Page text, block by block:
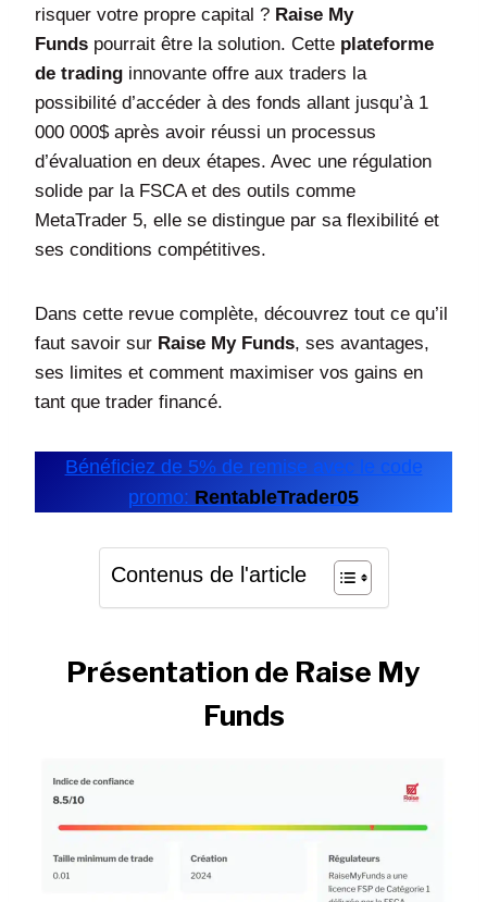
risquer votre propre capital ? Raise My
Funds pourrait être la solution. Cette plateforme
de trading innovante offre aux traders la
possibilité d’accéder à des fonds allant jusqu’à 1
000 000$ après avoir réussi un processus
d’évaluation en deux étapes. Avec une régulation
solide par la FSCA et des outils comme
MetaTrader 5, elle se distingue par sa flexibilité et
ses conditions compétitives.
Dans cette revue complète, découvrez tout ce qu’il
faut savoir sur Raise My Funds, ses avantages,
ses limites et comment maximiser vos gains en
tant que trader financé.
Bénéficiez de 5% de remise avec le code
promo: RentableTrader05
Contenus de l'article
Présentation de Raise My
Funds